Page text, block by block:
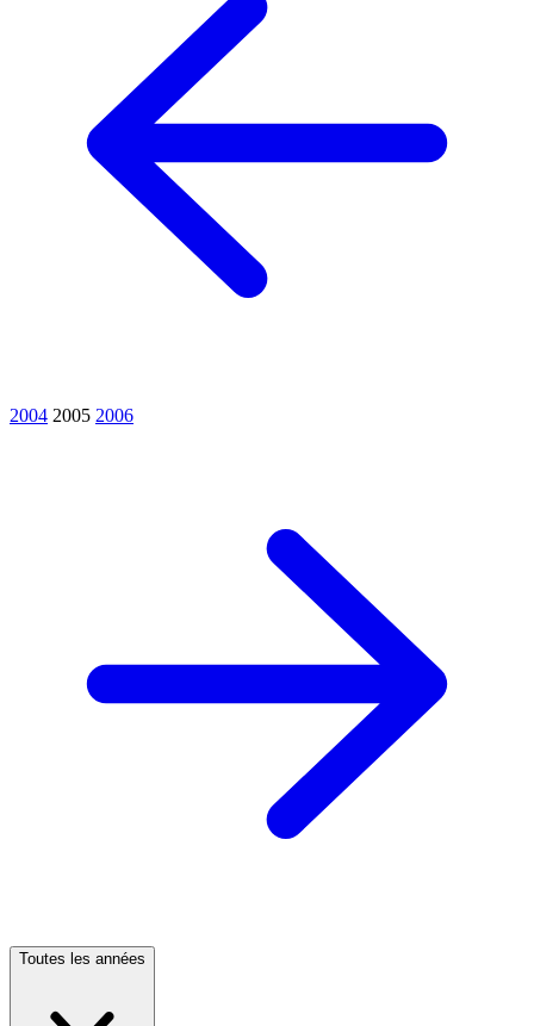
2004 2005 2006
Toutes les années